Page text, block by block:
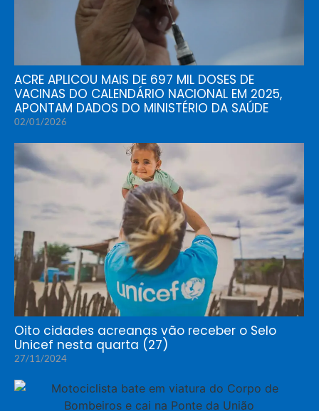
ACRE APLICOU MAIS DE 697 MIL DOSES DE
VACINAS DO CALENDÁRIO NACIONAL EM 2025,
APONTAM DADOS DO MINISTÉRIO DA SAÚDE
02/01/2026
Oito cidades acreanas vão receber o Selo
Unicef nesta quarta (27)
27/11/2024